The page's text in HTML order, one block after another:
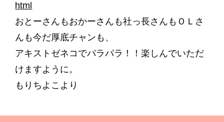
html
おとーさんもおかーさんも社っ長さんもＯＬさ
んも今だ厚底チャンも、
アキストゼネコでパラパラ！！楽しんでいただ
けますように。
もりちよこより